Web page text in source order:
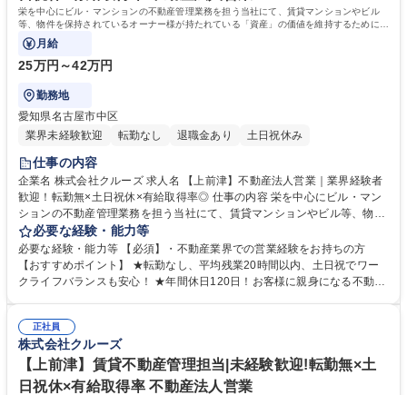
栄を中心にビル・マンションの不動産管理業務を担う当社にて、賃貸マンションやビル
等、物件を保持されているオーナー様が持たれている「資産」の価値を維持するために
様々なご提案営業をお任せします！
月給
25万円～42万円
勤務地
愛知県名古屋市中区
業界未経験歓迎
転勤なし 退職金あり 土日祝休み
仕事の内容
企業名 株式会社クルーズ 求人名 【上前津】不動産法人営業｜業界経験者
歓迎！転勤無×土日祝休×有給取得率◎ 仕事の内容 栄を中心にビル・マン
ションの不動産管理業務を担う当社にて、賃貸マンションやビル等、物件
を保持されているオーナー様が持たれている「資産」の価値を維持するた
めに様々なご提案営業をお任せします！ ■入社後：オーナー様へのご提案
には現場理解が欠かせません。建物管理の実務を含め修繕の必要性や入居
者の声を知ることで、営業としての提案の質が高まります。 【建物管理の
アコン等）の取付・交換・修理 ・入居前清掃の手配 ・水回り等のトラブ
ル対応 ・報告書の作成 募集職種 【上前津】不動産法人営業｜業界経験者
歓迎！転勤無×土日祝休×有給取得率◎
必要な経験・能力等
必要な経験・能力等 【必須】・不動産業界での営業経験をお持ちの方
【おすすめポイント】 ★転勤なし、平均残業20時間以内、土日祝でワー
クライフバランスも安心！ ★年間休日120日！お客様に親身になる不動産
ナー様をサポートいただきます！ 学歴・資格 学歴：大学院 大学 高専 短大
専修学校 高校 語学力： 資格：
正社員
株式会社クルーズ
【上前津】賃貸不動産管理担当|未経験歓迎!転勤無×土
日祝休×有給取得率 不動産法人営業